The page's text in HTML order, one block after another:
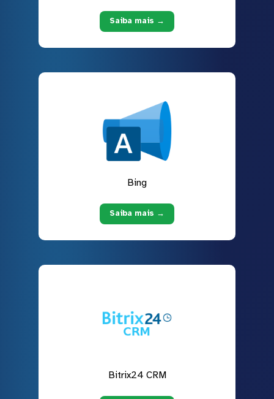
Saiba mais →
Bing
Saiba mais →
Bitrix24 CRM